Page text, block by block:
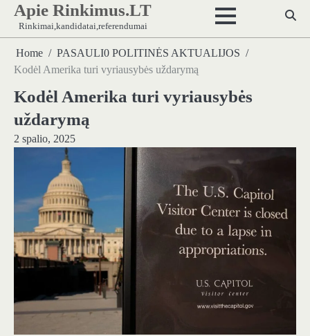
Skip
content
Apie Rinkimus.LT
Rinkimai,kandidatai,referendumai
Home
PASAULI0 POLITINĖS AKTUALIJOS
Kodėl Amerika turi vyriausybės uždarymą
Kodėl Amerika turi vyriausybės
uždarymą
2 spalio, 2025